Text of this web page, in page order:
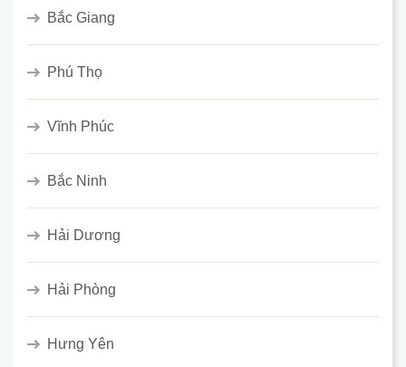
Bắc Giang
Phú Thọ
Vĩnh Phúc
Bắc Ninh
Hải Dương
Hải Phòng
Hưng Yên